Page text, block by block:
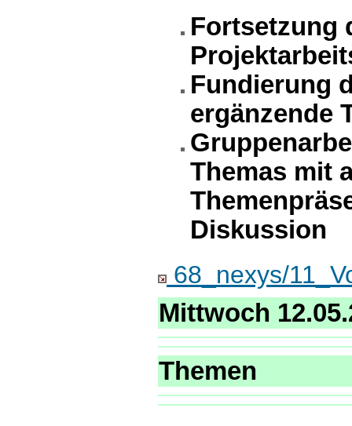
Fortsetzung
Fundierung
ergänzende
Themas mit
Diskussion
68_nexys/
Mittwoch
Themen